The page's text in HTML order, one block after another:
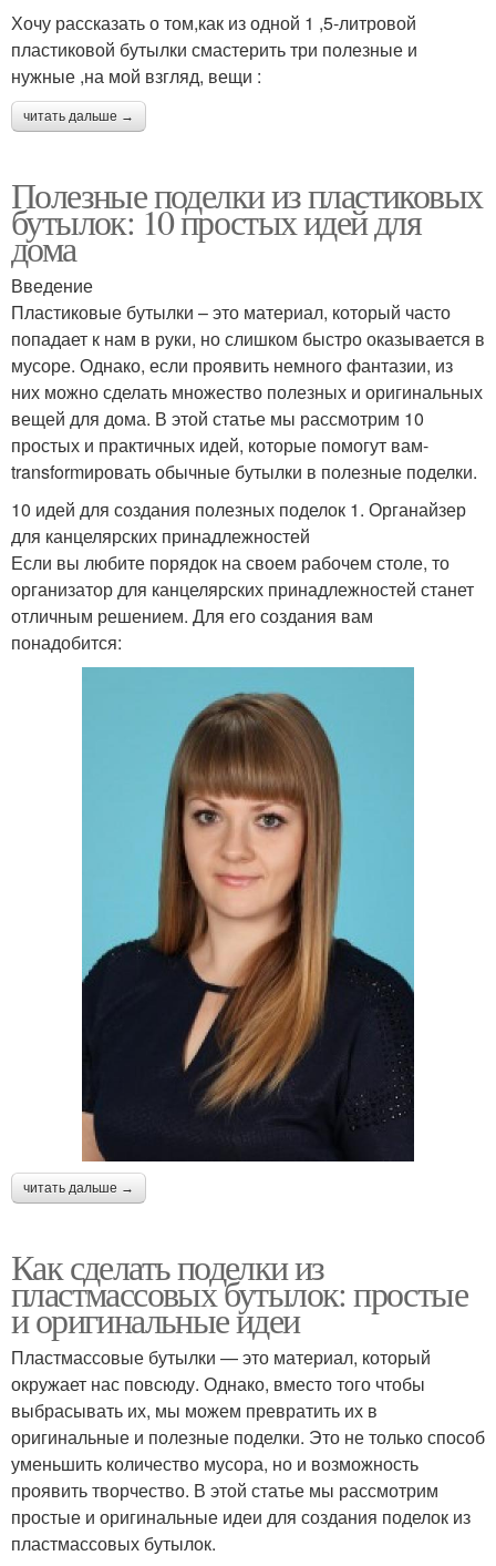
Хочу рассказать о том,как из одной 1 ,5-литровой
пластиковой бутылки смастерить три полезные и
нужные ,на мой взгляд, вещи :
читать дальше →
Полезные поделки из пластиковых
бутылок: 10 простых идей для
дома
Введение
Пластиковые бутылки – это материал, который часто
попадает к нам в руки, но слишком быстро оказывается в
мусоре. Однако, если проявить немного фантазии, из
них можно сделать множество полезных и оригинальных
вещей для дома. В этой статье мы рассмотрим 10
простых и практичных идей, которые помогут вам-
transformировать обычные бутылки в полезные поделки.
10 идей для создания полезных поделок 1. Органайзер
для канцелярских принадлежностей
Если вы любите порядок на своем рабочем столе, то
организатор для канцелярских принадлежностей станет
отличным решением. Для его создания вам
понадобится:
читать дальше →
Как сделать поделки из
пластмассовых бутылок: простые
и оригинальные идеи
Пластмассовые бутылки — это материал, который
окружает нас повсюду. Однако, вместо того чтобы
выбрасывать их, мы можем превратить их в
оригинальные и полезные поделки. Это не только способ
уменьшить количество мусора, но и возможность
проявить творчество. В этой статье мы рассмотрим
простые и оригинальные идеи для создания поделок из
пластмассовых бутылок.